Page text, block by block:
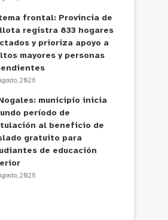
frontal: Provincia de
registra 833 hogares
y prioriza apoyo a
mayores y personas
2026
municipio inicia
período de
al beneficio de
gratuito para
de educación
2026